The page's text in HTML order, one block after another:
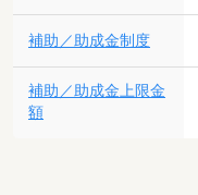
補助／助成金制度
補助／助成金上限金
額